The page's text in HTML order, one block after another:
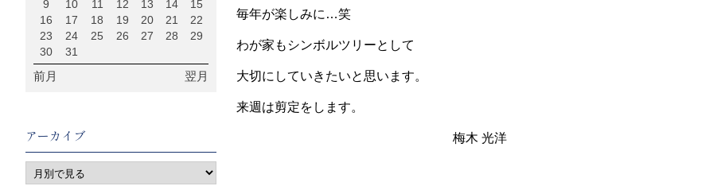
毎年が楽しみに…笑
わが家もシンボルツリーとして
大切にしていきたいと思います。
来週は剪定をします。
梅木 光洋
9
10 11 12 13 14
15
16
17 18 19 20 21
22
23
24 25 26 27 28
29
30
31
前月 翌月
アーカイブ